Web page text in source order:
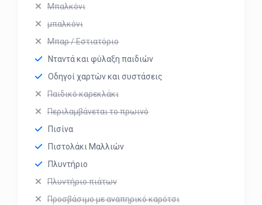
Μπαλκόνι
μπαλκόνι
Μπαρ / Εστιατόριο
Νταντά και φύλαξη παιδιών
Οδηγοί χαρτών και συστάσεις
Παιδικό καρεκλάκι
Περιλαμβάνεται το πρωινό
Πισίνα
Πιστολάκι Μαλλιών
Πλυντήριο
Πλυντήριο πιάτων
Προσβάσιμο με αναπηρικό καρότσι